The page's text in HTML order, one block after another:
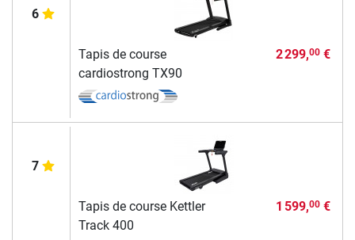
6
Tapis de course
cardiostrong TX90
2 299,00€
7
Tapis de course Kettler
Track 400
1 599,00€